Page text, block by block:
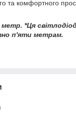
та комфортного
метр. *Ця
п'яти метрам.